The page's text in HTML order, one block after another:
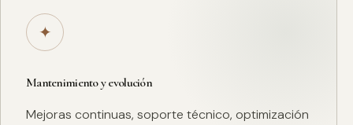
✦
Mantenimiento y evolución
Mejoras continuas, soporte técnico, optimización